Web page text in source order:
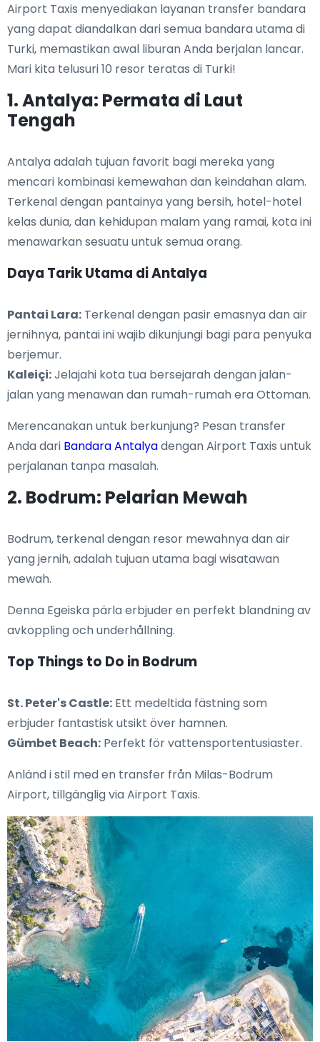
Airport Taxis menyediakan layanan transfer bandara
yang dapat diandalkan dari semua bandara utama di
Turki, memastikan awal liburan Anda berjalan lancar.
Mari kita telusuri 10 resor teratas di Turki!
1. Antalya: Permata di Laut
Tengah
Antalya adalah tujuan favorit bagi mereka yang
mencari kombinasi kemewahan dan keindahan alam.
Terkenal dengan pantainya yang bersih, hotel-hotel
kelas dunia, dan kehidupan malam yang ramai, kota ini
menawarkan sesuatu untuk semua orang.
Daya Tarik Utama di Antalya
Pantai Lara: Terkenal dengan pasir emasnya dan air
jernihnya, pantai ini wajib dikunjungi bagi para penyuka
berjemur.
Kaleiçi:Jelajahi kota tua bersejarah dengan jalan-
jalan yang menawan dan rumah-rumah era Ottoman.
Merencanakan untuk berkunjung? Pesan transfer
Anda dari Bandara Antalyadengan Airport Taxis untuk
perjalanan tanpa masalah.
2. Bodrum: Pelarian Mewah
Bodrum, terkenal dengan resor mewahnya dan air
yang jernih, adalah tujuan utama bagi wisatawan
mewah.
Denna Egeiska pärla erbjuder en perfekt blandning av
avkoppling och underhållning.
Top Things to Do in Bodrum
St. Peter's Castle: Ett medeltida fästning som
erbjuder fantastisk utsikt över hamnen.
Gümbet Beach: Perfekt för vattensportentusiaster.
Anländ i stil med en transfer från Milas-Bodrum
Airport, tillgänglig via Airport Taxis.